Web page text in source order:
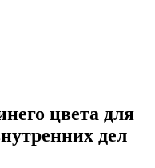
цвета для
дел